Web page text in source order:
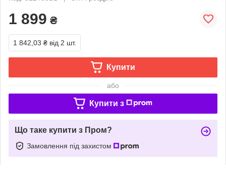
1 899 ₴
1 842,03 ₴ від 2 шт.
Купити
або
Купити з
Що таке купити з Пром?
Замовлення під захистом